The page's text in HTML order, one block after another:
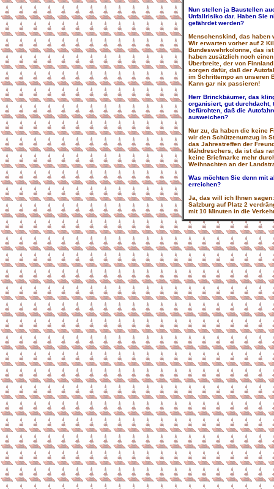
Nun stellen ja Baustellen
Unfallrisiko dar. Haben Sie
gefährdet werden?
Menschenskind, das haben
Wir erwarten vorher auf 2
Bundeswehrkolonne, das
haben zusätzlich noch
Überbreite, der von
sorgen dafür, daß der
im Schrittempo an unseren
Kann gar nix passieren!
Herr Brinckbäumer, das
organisiert, gut durchdacht,
befürchten, daß die
ausweichen?
Nur zu, da haben die keine
wir den Schützenumzug in
das Jahrestreffen der
Mähdreschers, da ist das
keine Briefmarke mehr
Weihnachten an der
Was möchten Sie denn mit
erreichen?
Ja, das will ich Ihnen
Salzburg auf Platz 2
mit 10 Minuten in die